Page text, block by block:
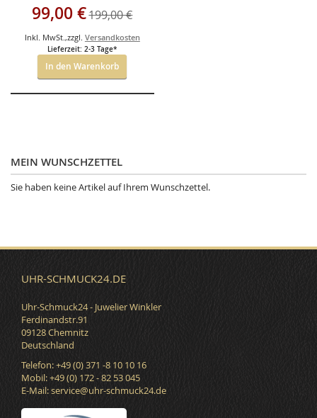
Sonderangebot
99,00 €199,00 €
Inkl. MwSt. ,zzgl. Versandkosten
Lieferzeit: 2-3 Tage*
In den Warenkorb
MEIN WUNSCHZETTEL
Sie haben keine Artikel auf Ihrem Wunschzettel.
UHR-SCHMUCK24.DE
Uhr-Schmuck24 - Juwelier Winkler
Ferdinandstr.91
09128 Chemnitz
Deutschland
Telefon: +49 (0) 371 -8 10 10 16
Mobil: +49 (0) 172 - 82 53 045
E-Mail:service@uhr-schmuck24.de